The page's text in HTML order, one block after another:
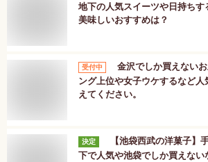
地下の人気スイーツや日持ちす
美味しいおすすめは？
受付中
金沢でしか買えない
ング上位や女子ウケするなど人
えてください。
決定
【池袋西武の洋菓子】
下で人気や池袋でしか買えない